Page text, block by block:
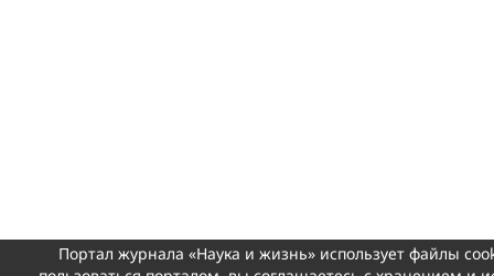
Портал журнала «Наука и жизнь» использует файлы